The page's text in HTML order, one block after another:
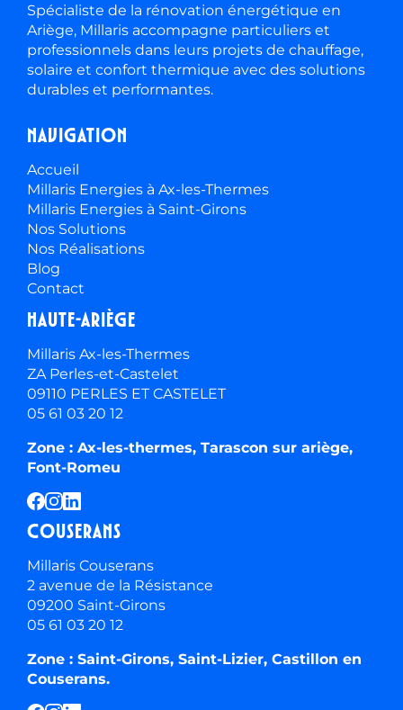
Spécialiste de la rénovation énergétique en
Ariège, Millaris accompagne particuliers et
professionnels dans leurs projets de chauffage,
solaire et confort thermique avec des solutions
durables et performantes.
Navigation
Accueil
Millaris Energies à Ax-les-Thermes
Millaris Energies à Saint-Girons
Nos Solutions
Nos Réalisations
Blog
Contact
Haute-ariège
Millaris Ax-les-Thermes
ZA Perles-et-Castelet
09110 PERLES ET CASTELET
05 61 03 20 12
Zone : Ax-les-thermes, Tarascon sur ariège,
Font-Romeu
Couserans
Millaris Couserans
2 avenue de la Résistance
09200 Saint-Girons
05 61 03 20 12
Zone : Saint-Girons, Saint-Lizier, Castillon en
Couserans.